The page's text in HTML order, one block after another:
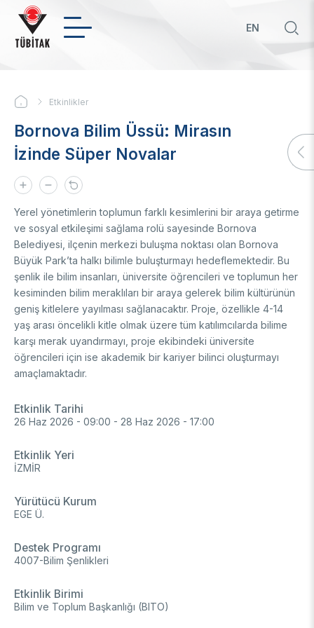
içeriğe
EN
Hakkımızda
Biz Kimiz
Yönetim Kurulu
Üst Yönetim
Mevzuat
Organizasyon Şeması
Strateji Belgeleri
Mali Tablolar
Sayılarla TÜBİTAK
Hizmet Envanterleri
Kurumsal Kimlik
Politikalar
Yeşil Büyüme TYH
Öncelikli ve Kilit Teknolojilerde TYH'ler
Girişimci ve Yenilikçi Üniversite Endeksi
Üniversitelerin Alan Bazlı Yetkinlik Analizi
Teknoloji Hazırlık Seviyesi (THS) Belirleme
BTY İstatistikleri
BTY Kılavuzları
BTYK (Mülga)
Arşiv
Uluslararası
İkili Proje Destekleri
Çok Taraflı Programlar
Çerçeve Programları
Teknoloji Transfer Ofisi
Hakkımızda
Patentler
İlanlar
Ödüller
Geçmiş Yıllarda Ödül Alanlar
Yapay Zekâ
Yapay Zekâ Politikası
Üretken Yapay Zekâ Rehberi
DESTEKLER
Akademik
Uluslararası Programlar
Ulusal Programlar
Ulusal Programlar
Bilimsel Etkinlik
Etkinlik Düzenleme
Etkinliklere Katılım
Uluslararası İş Birlikleri
Çok Taraflı Programlar
AB Çerçeve Programları
BURSLAR
Mentorluk Desteği Programı
Lisansüstü
Sayfa
yolu
Etkinlikler
Bornova Bilim Üssü: Mirasın
İzinde Süper Novalar
Yerel yönetimlerin toplumun farklı kesimlerini bir araya getirme
ve sosyal etkileşimi sağlama rolü sayesinde Bornova
Belediyesi, ilçenin merkezi buluşma noktası olan Bornova
Büyük Park’ta halkı bilimle buluşturmayı hedeflemektedir. Bu
şenlik ile bilim insanları, üniversite öğrencileri ve toplumun her
kesiminden bilim meraklıları bir araya gelerek bilim kültürünün
geniş kitlelere yayılması sağlanacaktır. Proje, özellikle 4-14
yaş arası öncelikli kitle olmak üzere tüm katılımcılarda bilime
karşı merak uyandırmayı, proje ekibindeki üniversite
öğrencileri için ise akademik bir kariyer bilinci oluşturmayı
amaçlamaktadır.
Etkinlik Tarihi
26 Haz 2026 - 09:00 - 28 Haz 2026 - 17:00
Etkinlik Yeri
İZMİR
Yürütücü Kurum
EGE Ü.
Destek Programı
4007-Bilim Şenlikleri
Etkinlik Birimi
Bilim ve Toplum Başkanlığı (BITO)